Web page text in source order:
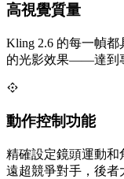
高視覺質量
Kling 2.6 的每一幀
的光影效果——達到
動作控制功能
精確設定鏡頭運動
遠超競爭對手，後者